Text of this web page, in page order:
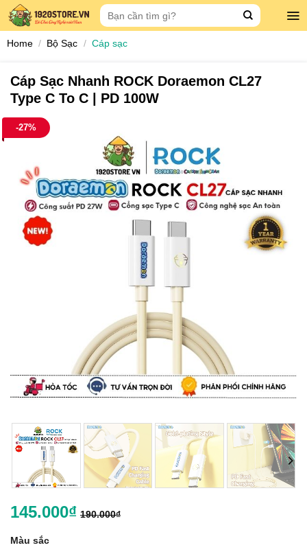
Skip
content
Search
for:
Home / Bộ Sạc / Cáp sạc
Cáp Sạc Nhanh ROCK Doraemon CL27
Type C To C | PD 100W
-27%
145.000₫ 190.000₫
Màu sắc